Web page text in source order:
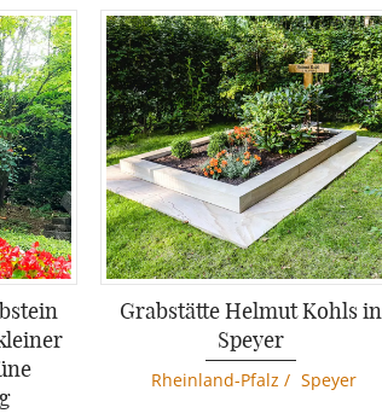
Grabstätte Helmut Kohls in
Speyer
Rheinland-Pfalz / Speyer